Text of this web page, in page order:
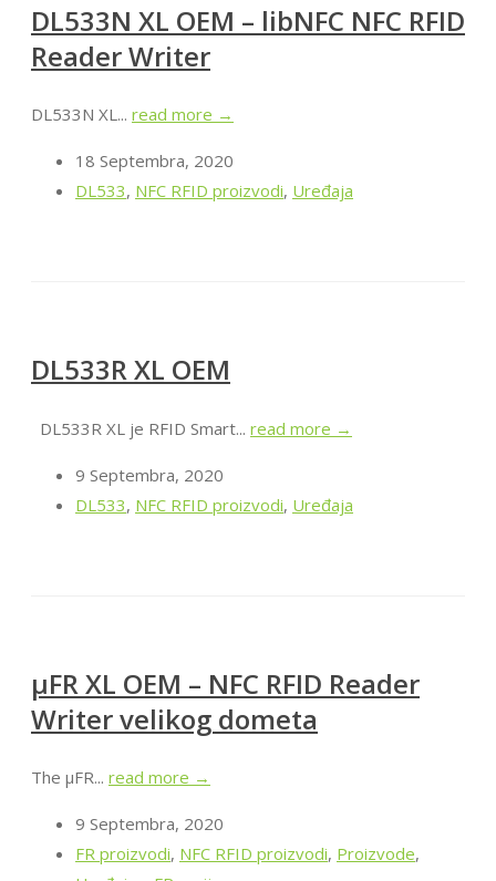
DL533N XL OEM – libNFC NFC RFID
Reader Writer
DL533N XL... read more →
18 Septembra, 2020
DL533, NFC RFID proizvodi, Uređaja
DL533R XL OEM
DL533R XL je RFID Smart... read more →
9 Septembra, 2020
DL533, NFC RFID proizvodi, Uređaja
µFR XL OEM – NFC RFID Reader
Writer velikog dometa
The µFR... read more →
9 Septembra, 2020
FR proizvodi, NFC RFID proizvodi, Proizvode,